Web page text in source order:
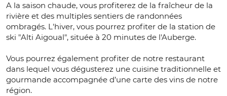
A la saison chaude, vous profiterez de la fraîcheur de la
rivière et des multiples sentiers de randonnées
ombragés. L'hiver, vous pourrez profiter de la station de
ski "Alti Aigoual", située à 20 minutes de l'Auberge.
Vous pourrez également profiter de notre restaurant
dans lequel vous dégusterez une cuisine traditionnelle et
gourmande accompagnée d’une carte des vins de notre
région.